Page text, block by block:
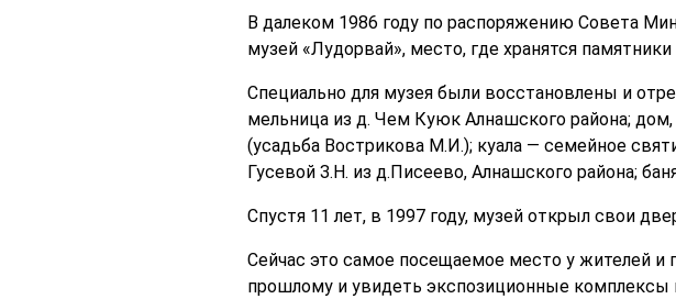
В далеком 1986 году по распоряжению Совета
музей «Лудорвай», место, где хранятся
Специально для музея были восстановлены и
мельница из д. Чем Куюк Алнашского района; дом,
(усадьба Вострикова М.И.); куала — семейное
Гусевой З.Н. из д.Писеево, Алнашского района;
Спустя 11 лет, в 1997 году, музей открыл свои
Сейчас это самое посещаемое место у жителей и
прошлому и увидеть экспозиционные